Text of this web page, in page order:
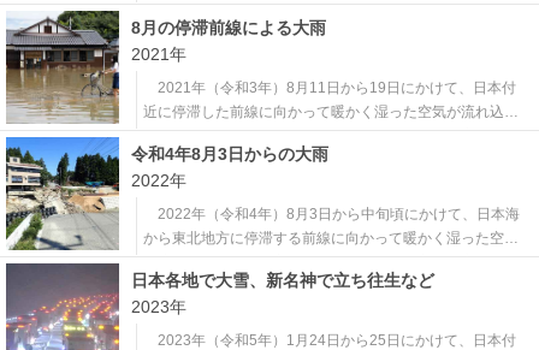
に大雪となった。期間中の降雪量は群馬県みなかみ町藤原
で291cmとなり、藤原では48時間と72時間の降雪量が歴代
全国1位を更新する記録的な値となった。大雪の影響で、新
潟や群馬の関越自動車
8月の停滞前線による大雨
2021年
2021年（令和3年）8月11日から19日にかけて、日本付
近に停滞した前線に向かって暖かく湿った空気が流れ込ん
で前線の活動が活発になり、西日本から東日本の広い範囲
で大雨となった。8月としては異例の長雨となり、期間中の
総降水量は多いところで1,200ミリを超え、全国68地点で7
2時間雨量が観測史上1
令和4年8月3日からの大雨
2022年
2022年（令和4年）8月3日から中旬頃にかけて、日本海
から東北地方に停滞する前線に向かって暖かく湿った空気
が流れ込み、東北地方の日本海側と北陸地方を中心に断続
的に猛烈な雨が降った。東北地方と北陸地方では初めて
「線状降水帯」が発生し、山形県と新潟県に一時「大雨特
別警報」が発表された。 この大雨の影
日本各地で大雪、新名神で立ち往生など
2023年
2023年（令和5年）1月24日から25日にかけて、日本付